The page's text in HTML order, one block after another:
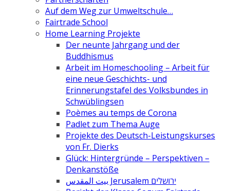
Auf dem Weg zur Umweltschule…
Fairtrade School
Home Learning Projekte
Der neunte Jahrgang und der
Buddhismus
Arbeit im Homeschooling – Arbeit für
eine neue Geschichts- und
Erinnerungstafel des Volksbundes in
Schwüblingsen
Poèmes au temps de Corona
Padlet zum Thema Auge
Projekte des Deutsch-Leistungskurses
von Fr. Dierks
Glück: Hintergründe – Perspektiven –
Denkanstöße
بيت المقدس Jerusalem ירושלים